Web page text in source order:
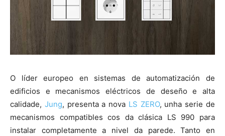
O líder europeo en sistemas de automatización de
edificios e mecanismos eléctricos de deseño e alta
calidade, Jung, presenta a nova LS ZERO, unha serie de
mecanismos compatibles cos da clásica LS 990 para
instalar completamente a nivel da parede. Tanto en